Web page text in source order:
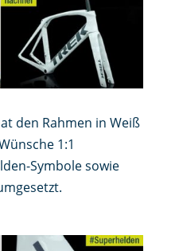
den Rahmen in Weiß
1:1
Symbole sowie